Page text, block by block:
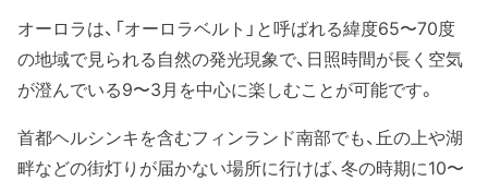
オーロラは、「オーロラベルト」と呼ばれる緯度65〜70度
の地域で見られる自然の発光現象で、日照時間が長く空気
が澄んでいる9〜3月を中心に楽しむことが可能です。
首都ヘルシンキを含むフィンランド南部でも、丘の上や湖
畔などの街灯りが届かない場所に行けば、冬の時期に10〜